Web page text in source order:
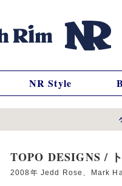
NR Style
TOPO DESIGNS /
2008年 Jedd Rose、Mark